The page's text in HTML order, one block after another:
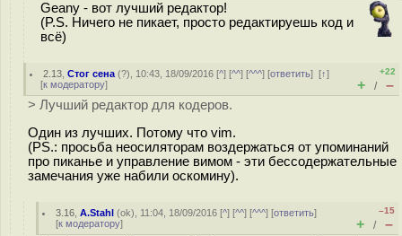
Geany - вот лучший редактор!
(P.S. Ничего не пикает, просто редактируешь код и
всё)
2.13 ,Стог сена (?), 10:43, 18/09/2016 [^] [^^] [^^^] [ответить][↑]
[к модератору]
+22
+ / –
> Лучший редактор для кодеров.
Один из лучших. Потому что vim.
(PS.: просьба неосиляторам воздержаться от упоминаний
про пиканье и управление вимом - эти бессодержательные
замечания уже набили оскомину).
3.16 ,A.Stahl (ok), 11:04, 18/09/2016 [^] [^^] [^^^] [ответить]
[к модератору]
–15
+ / –